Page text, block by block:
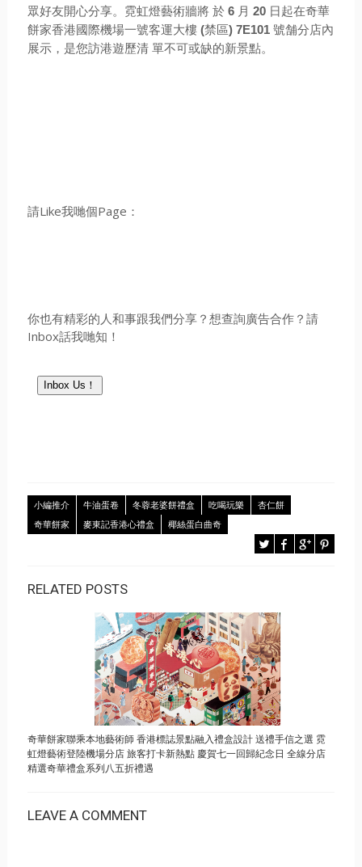
眾好友開心分享。霓虹燈藝術牆將 於 6 月 20 日起在奇華
餅家香港國際機場一號客運大樓 (禁區) 7E101 號舗分店內
展示，是您訪港遊歷清 單不可或缺的新景點。
請Like我哋個Page：
你也有精彩的人和事跟我們分享？想查詢廣告合作？請
Inbox話我哋知！
Inbox Us！
小編推介 牛油蛋卷 冬蓉老婆餅禮盒 吃喝玩樂
杏仁餅
奇華餅家
麥東記香港心禮盒 椰絲蛋白曲奇
RELATED POSTS
奇華餅家聯乘本地藝術師 香港標誌景點融入禮盒設計 送禮手信之選 霓
虹燈藝術登陸機場分店 旅客打卡新熱點 慶賀七一回歸紀念日 全線分店
精選奇華禮盒系列八五折禮遇
LEAVE A COMMENT